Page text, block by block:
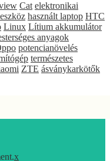
Cat elektronikai
használt laptop HTC
Linux Lítium akkumulátor
anyagok
potencianövelés
természetes
ZTE ásványkarkötők
x